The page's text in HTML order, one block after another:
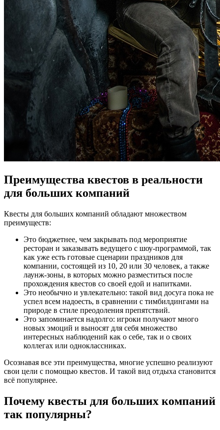
Преимущества квестов в реальности
для больших компаний
Квесты для больших компаний обладают множеством
преимуществ:
Это бюджетнее, чем закрывать под мероприятие
ресторан и заказывать ведущего с шоу-программой, так
как уже есть готовые сценарии праздников для
компании, состоящей из 10, 20 или 30 человек, а также
лаунж-зоны, в которых можно разместиться после
прохождения квестов со своей едой и напитками.
Это необычно и увлекательно: такой вид досуга пока не
успел всем надоесть, в сравнении с тимбилдингами на
природе в стиле преодоления препятствий.
Это запоминается надолго: игроки получают много
новых эмоций и выносят для себя множество
интересных наблюдений как о себе, так и о своих
коллегах или одноклассниках.
Осознавая все эти преимущества, многие успешно реализуют
свои цели с помощью квестов. И такой вид отдыха становится
всё популярнее.
Почему квесты для больших компаний
так популярны?